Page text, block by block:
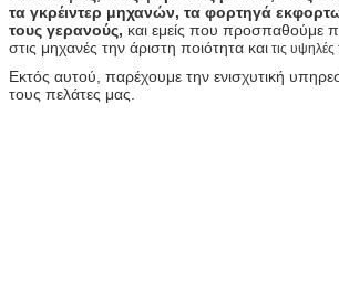
τα γκρέιντερ μηχανών, τα φορτηγά
τους γερανούς, και εμείς που προσπαθούμε
στις μηχανές την άριστη ποιότητα και τις υψηλές
Εκτός αυτού, παρέχουμε την ενισχυτική
τους πελάτες μας.